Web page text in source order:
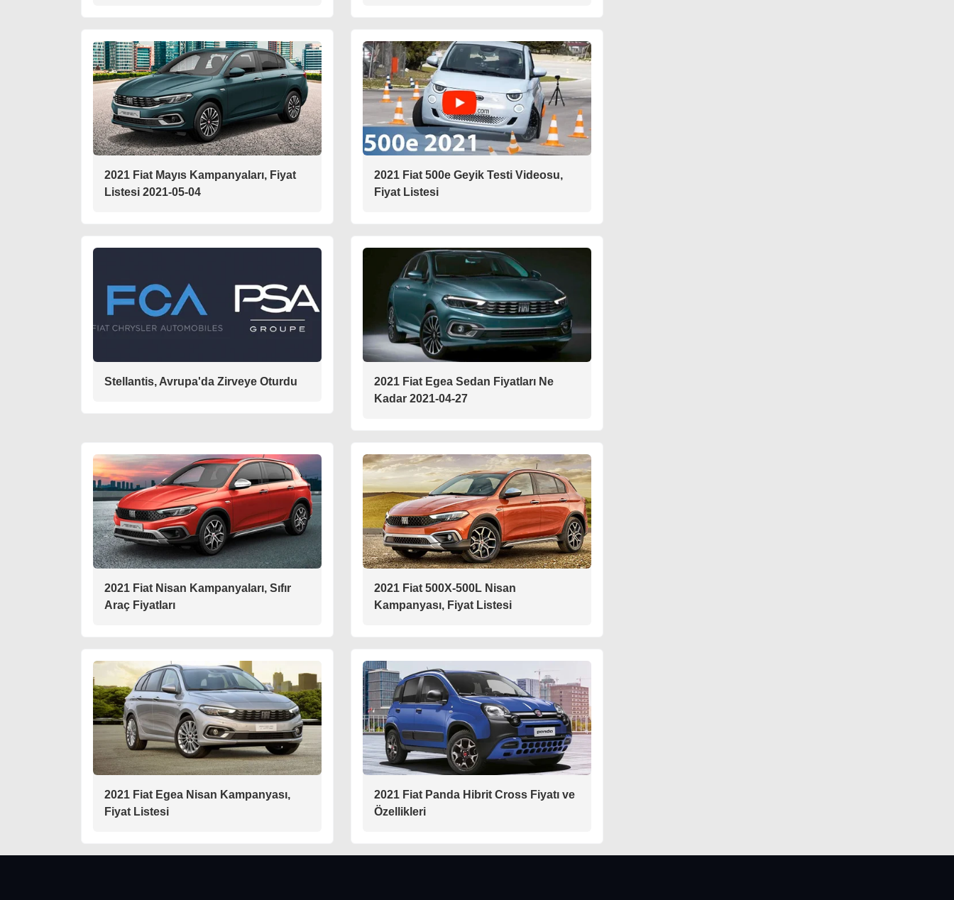
2021 Fiat Mayıs Kampanyaları, Fiyat
Listesi 2021-05-04
2021 Fiat 500e Geyik Testi Videosu,
Fiyat Listesi
Stellantis, Avrupa'da Zirveye Oturdu
2021 Fiat Egea Sedan Fiyatları Ne
Kadar 2021-04-27
2021 Fiat Nisan Kampanyaları, Sıfır
Araç Fiyatları
2021 Fiat 500X-500L Nisan
Kampanyası, Fiyat Listesi
2021 Fiat Egea Nisan Kampanyası,
Fiyat Listesi
2021 Fiat Panda Hibrit Cross Fiyatı ve
Özellikleri